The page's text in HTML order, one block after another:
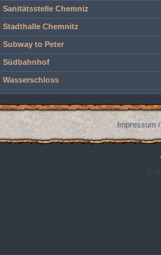
Sanitätsstelle Chemniz
Stadthalle Chemnitz
Subway to Peter
Südbahnhof
Wasserschloss
Impressum